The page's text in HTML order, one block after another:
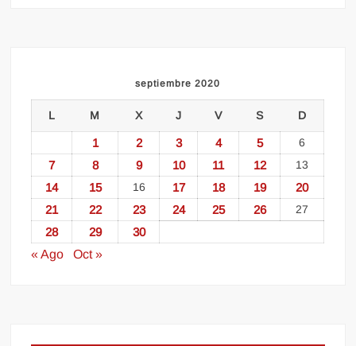
septiembre 2020
L M X J V S D
1 2 3 4 5 6
7 8 9 10 11 12 13
14 15 16 17 18 19
20
21
22 23 24 25 26 27
28 29
30
« Ago
Oct »